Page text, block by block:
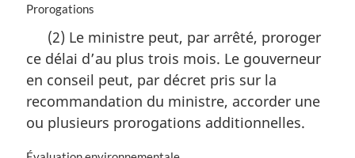
N
e
m
r
g
Prorogations
(2) Le ministre peut, par arrêté, proroger
ce délai d’au plus trois mois. Le gouverneur
en conseil peut, par décret pris sur la
recommandation du ministre, accorder une
ou plusieurs prorogations additionnelles.